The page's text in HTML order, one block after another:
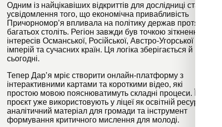
Одним із найцікавіших відкриттів для дослідниці стало
усвідомлення того, що економічна привабливість
Причорномор’я впливала на політику держав протягом
багатьох століть. Регіон завжди був точкою зіткнення
інтересів Османської, Російської, Австро-Угорської
імперій та сучасних країн. Ця логіка зберігається й
сьогодні.
Тепер Дарʼя мріє створити онлайн-платформу з
інтерактивними картами та короткими відео, які
простою мовою пояснюватимуть складні процеси. Її
проєкт уже використовують у ліцеї як освітній ресурс,
аналітичний матеріал для громади та інструмент
формування критичного мислення для молоді.